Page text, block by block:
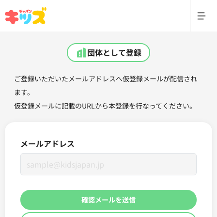
団体として登録
ご登録いただいたメールアドレスへ仮登録メールが配信され
ます。
仮登録メールに記載のURLから本登録を行なってください。
メールアドレス
確認メールを送信